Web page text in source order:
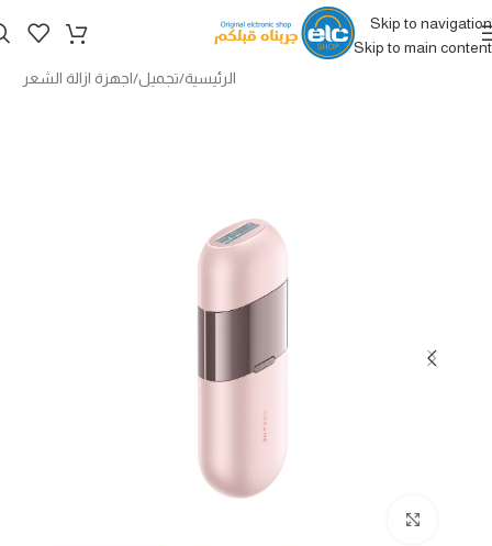
Skip to navigation
Skip to main content
الرئيسية/تجميل/اجهزة ازالة الشعر